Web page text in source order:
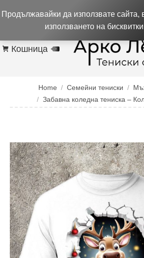
Контакти
Кошница
Home Семейни тениски
Забавна коледна тениска –
Продължавайки да използвате сайта,
използването на